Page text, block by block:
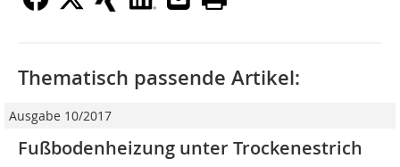
Thematisch passende Artikel:
Ausgabe 10/2017
Fußbodenheizung unter Trockenestrich